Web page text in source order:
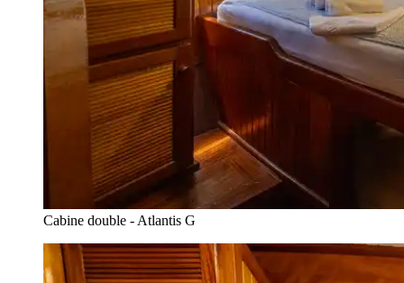
Cabine double - Atlantis G